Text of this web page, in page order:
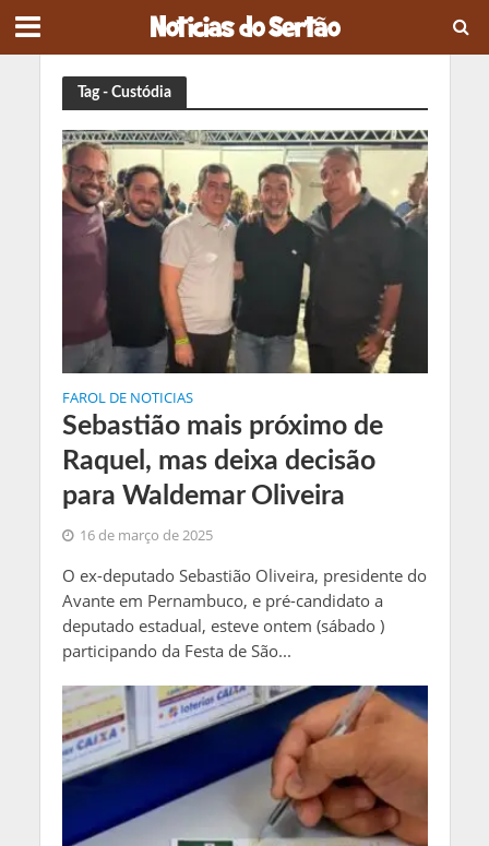
Tag - Custódia
FAROL DE NOTICIAS
Sebastião mais próximo de
Raquel, mas deixa decisão
para Waldemar Oliveira
16 de março de 2025
O ex-deputado Sebastião Oliveira, presidente do
Avante em Pernambuco, e pré-candidato a
deputado estadual, esteve ontem (sábado )
participando da Festa de São...